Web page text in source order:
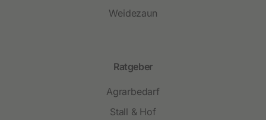
Weidezaun
Ratgeber
Agrarbedarf
Stall & Hof